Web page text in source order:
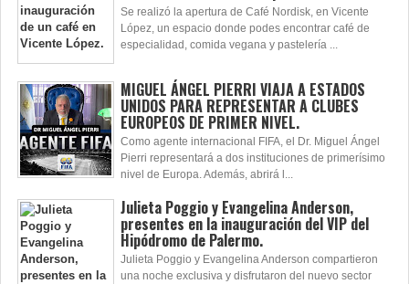
Se realizó la apertura de Café Nordisk, en Vicente
López, un espacio donde podes encontrar café de
especialidad, comida vegana y pastelería ...
MIGUEL ÁNGEL PIERRI VIAJA A ESTADOS
UNIDOS PARA REPRESENTAR A CLUBES
EUROPEOS DE PRIMER NIVEL.
Como agente internacional FIFA, el Dr. Miguel Ángel
Pierri representará a dos instituciones de primerísimo
nivel de Europa. Además, abrirá l...
Julieta Poggio y Evangelina Anderson,
presentes en la inauguración del VIP del
Hipódromo de Palermo.
Julieta Poggio y Evangelina Anderson compartieron
una noche exclusiva y disfrutaron del nuevo sector